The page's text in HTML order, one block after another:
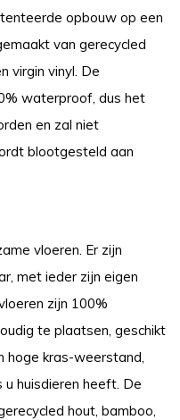
opbouw op een
van gerecycled
virgin vinyl. De
waterproof, dus het
en zal niet
blootgesteld aan
vloeren. Er zijn
met ieder zijn eigen
zijn 100%
te plaatsen, geschikt
hoge kras-weerstand,
u huisdieren heeft. De
hout, bamboo,